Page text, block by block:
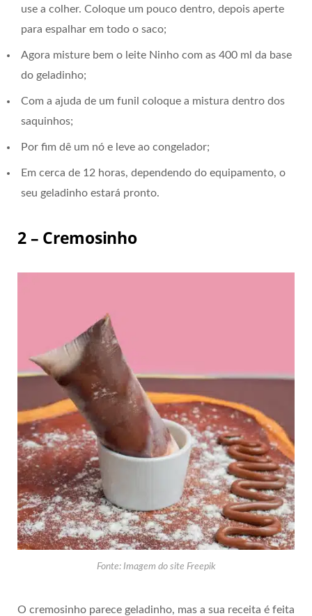
use a colher. Coloque um pouco dentro, depois aperte
para espalhar em todo o saco;
Agora misture bem o leite Ninho com as 400 ml da base
do geladinho;
Com a ajuda de um funil coloque a mistura dentro dos
saquinhos;
Por fim dê um nó e leve ao congelador;
Em cerca de 12 horas, dependendo do equipamento, o
seu geladinho estará pronto.
2 – Cremosinho
Fonte: Imagem do site Freepik
O cremosinho parece geladinho, mas a sua receita é feita